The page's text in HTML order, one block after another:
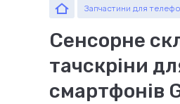
Пн-Пт:
09.00 - 19.00
замовлень по
телефону
Запчастини
Запчастини для
Сенсорне
тачскріни
смартфонів